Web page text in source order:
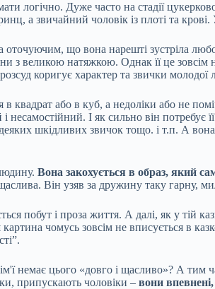
логічно. Дуже часто на стадії
а звичайний чоловік із плоті та крові.
що вона нарешті зустріла
з великою натяжкою. Однак її це
коригує характер та звички
в квадрат або в куб, а недоліки або не
несамостійний. І як сильно він
шкідливих звичок тощо. і т.п. А
Вона закохується в образ, який
Він узяв за дружину таку гарну,
побут і проза життя. А далі, як у тій
чомусь зовсім не вписується в
немає цього «довго і щасливо»? А тим
припускають чоловіки – вони